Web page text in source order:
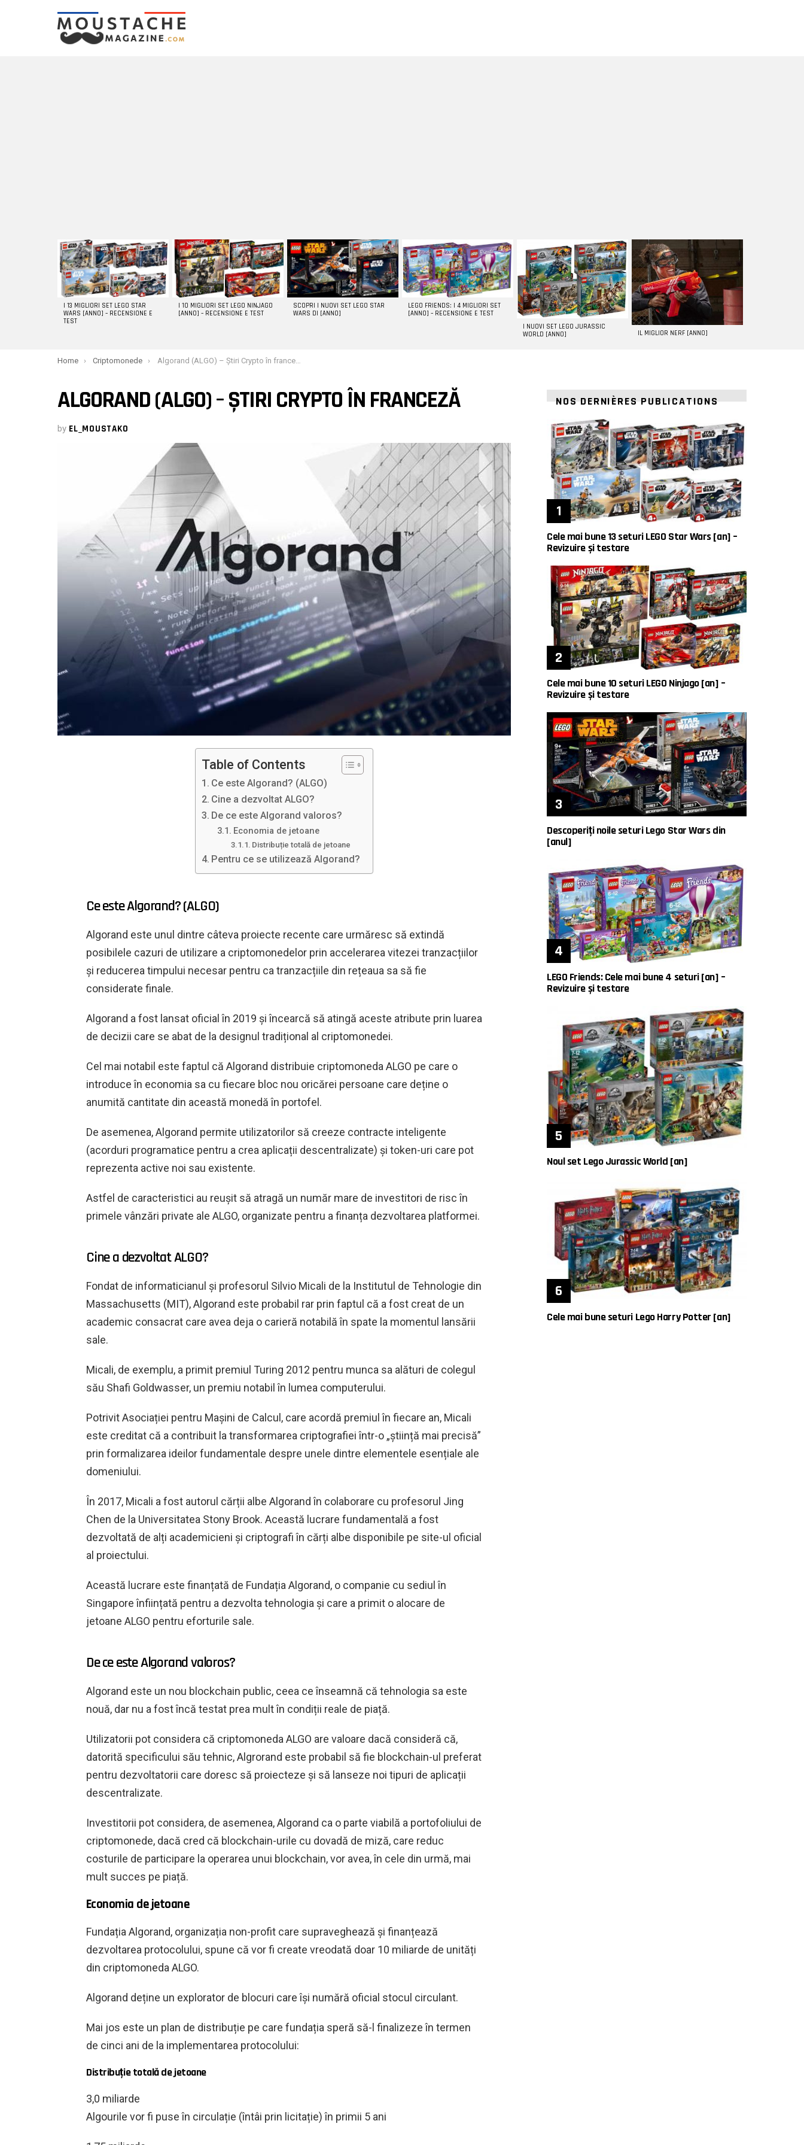
LATEST
STORIES
I 13 MIGLIORI SET LEGO STAR
WARS [ANNO] – RECENSIONE E
TEST
I 10 MIGLIORI SET LEGO NINJAGO
[ANNO] – RECENSIONE E TEST
SCOPRI I NUOVI SET LEGO STAR
WARS DI [ANNO]
LEGO FRIENDS: I 4 MIGLIORI SET
[ANNO] – RECENSIONE E TEST
I NUOVI SET LEGO JURASSIC
WORLD [ANNO]
IL MIGLIOR NERF [ANNO]
You are here:
Home Criptomonede Algorand (ALGO) – Știri Crypto în franceză
ALGORAND (ALGO) – ȘTIRI CRYPTO ÎN FRANCEZĂ
by EL_MOUSTAKO
Table of Contents
Ce este Algorand? (ALGO)
Cine a dezvoltat ALGO?
De ce este Algorand valoros?
Economia de jetoane
Distribuție totală de jetoane
Pentru ce se utilizează Algorand?
Ce este Algorand? (ALGO)
Algorand este unul dintre câteva proiecte recente care urmăresc să extindă
posibilele cazuri de utilizare a criptomonedelor prin accelerarea vitezei tranzacțiilor
și reducerea timpului necesar pentru ca tranzacțiile din rețeaua sa să fie
considerate finale.
Algorand a fost lansat oficial în 2019 și încearcă să atingă aceste atribute prin luarea
de decizii care se abat de la designul tradițional al criptomonedei.
Cel mai notabil este faptul că Algorand distribuie criptomoneda ALGO pe care o
introduce în economia sa cu fiecare bloc nou oricărei persoane care deține o
anumită cantitate din această monedă în portofel.
De asemenea, Algorand permite utilizatorilor să creeze contracte inteligente
(acorduri programatice pentru a crea aplicații descentralizate) și token-uri care pot
reprezenta active noi sau existente.
Astfel de caracteristici au reușit să atragă un număr mare de investitori de risc în
primele vânzări private ale ALGO, organizate pentru a finanța dezvoltarea platformei.
Cine a dezvoltat ALGO?
Fondat de informaticianul și profesorul Silvio Micali de la Institutul de Tehnologie din
Massachusetts (MIT), Algorand este probabil rar prin faptul că a fost creat de un
academic consacrat care avea deja o carieră notabilă în spate la momentul lansării
sale.
Micali, de exemplu, a primit premiul Turing 2012 pentru munca sa alături de colegul
său Shafi Goldwasser, un premiu notabil în lumea computerului.
Potrivit Asociației pentru Mașini de Calcul, care acordă premiul în fiecare an, Micali
este creditat că a contribuit la transformarea criptografiei într-o „știință mai precisă”
prin formalizarea ideilor fundamentale despre unele dintre elementele esențiale ale
domeniului.
În 2017, Micali a fost autorul cărții albe Algorand în colaborare cu profesorul Jing
Chen de la Universitatea Stony Brook. Această lucrare fundamentală a fost
dezvoltată de alți academicieni și criptografi în cărți albe disponibile pe site-ul oficial
al proiectului.
Această lucrare este finanțată de Fundația Algorand, o companie cu sediul în
Singapore înființată pentru a dezvolta tehnologia și care a primit o alocare de
jetoane ALGO pentru eforturile sale.
De ce este Algorand valoros?
Algorand este un nou blockchain public, ceea ce înseamnă că tehnologia sa este
nouă, dar nu a fost încă testat prea mult în condiții reale de piață.
Utilizatorii pot considera că criptomoneda ALGO are valoare dacă consideră că,
datorită specificului său tehnic, Algrorand este probabil să fie blockchain-ul preferat
pentru dezvoltatorii care doresc să proiecteze și să lanseze noi tipuri de aplicații
descentralizate.
Investitorii pot considera, de asemenea, Algorand ca o parte viabilă a portofoliului de
criptomonede, dacă cred că blockchain-urile cu dovadă de miză, care reduc
costurile de participare la operarea unui blockchain, vor avea, în cele din urmă, mai
mult succes pe piață.
Economia de jetoane
Fundația Algorand, organizația non-profit care supraveghează și finanțează
dezvoltarea protocolului, spune că vor fi create vreodată doar 10 miliarde de unități
din criptomoneda ALGO.
Algorand deține un explorator de blocuri care își numără oficial stocul circulant.
Mai jos este un plan de distribuție pe care fundația speră să-l finalizeze în termen
de cinci ani de la implementarea protocolului:
Distribuție totală de jetoane
3,0 miliarde
Algourile vor fi puse în circulație (întâi prin licitație) în primii 5 ani
NOS DERNIÈRES PUBLICATIONS
Cele mai bune 13 seturi LEGO Star Wars [an] –
Revizuire și testare
Cele mai bune 10 seturi LEGO Ninjago [an] –
Revizuire și testare
Descoperiți noile seturi Lego Star Wars din
[anul]
LEGO Friends: Cele mai bune 4 seturi [an] –
Revizuire și testare
Noul set Lego Jurassic World [an]
Cele mai bune seturi Lego Harry Potter [an]